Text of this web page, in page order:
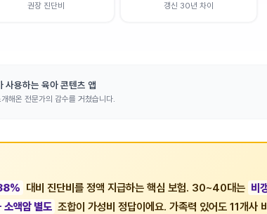
권장 진단비 갱신 30년 차이
사용하는 육아 콘텐츠 앱
해온 전문가의 감수를 거쳤습니다.
대비 진단비를 정액 지급하는 핵심 보험. 30~40대는 비
액암 별도 조합이 가성비 정답이에요. 가족력 있어도 11개사